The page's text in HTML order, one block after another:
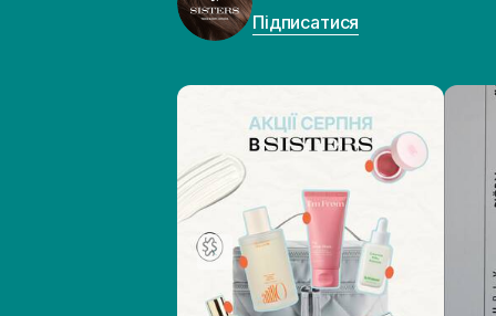
Підписатися